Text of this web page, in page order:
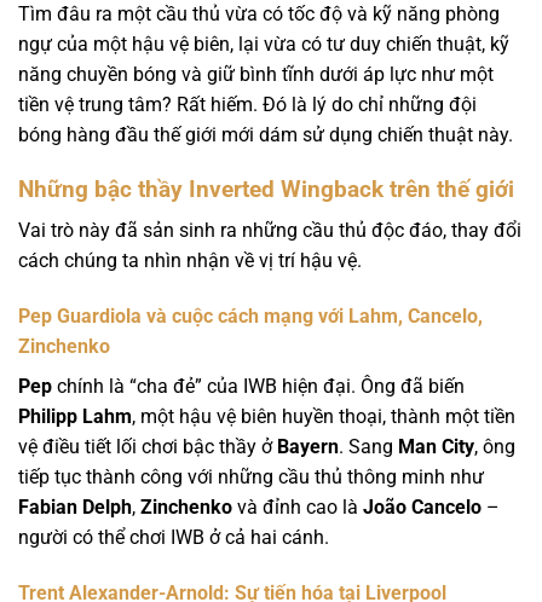
Tìm đâu ra một cầu thủ vừa có tốc độ và kỹ năng phòng
ngự của một hậu vệ biên, lại vừa có tư duy chiến thuật, kỹ
năng chuyền bóng và giữ bình tĩnh dưới áp lực như một
tiền vệ trung tâm? Rất hiếm. Đó là lý do chỉ những đội
bóng hàng đầu thế giới mới dám sử dụng chiến thuật này.
Những bậc thầy Inverted Wingback trên thế giới
Vai trò này đã sản sinh ra những cầu thủ độc đáo, thay đổi
cách chúng ta nhìn nhận về vị trí hậu vệ.
Pep Guardiola và cuộc cách mạng với Lahm, Cancelo,
Zinchenko
Pep chính là “cha đẻ” của IWB hiện đại. Ông đã biến
Philipp Lahm, một hậu vệ biên huyền thoại, thành một tiền
vệ điều tiết lối chơi bậc thầy ở Bayern. Sang Man City, ông
tiếp tục thành công với những cầu thủ thông minh như
Fabian Delph, Zinchenko và đỉnh cao là João Cancelo –
người có thể chơi IWB ở cả hai cánh.
Trent Alexander-Arnold: Sự tiến hóa tại Liverpool